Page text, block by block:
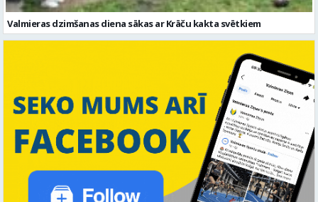
Valmieras dzimšanas diena sākas ar Krāču kakta svētkiem